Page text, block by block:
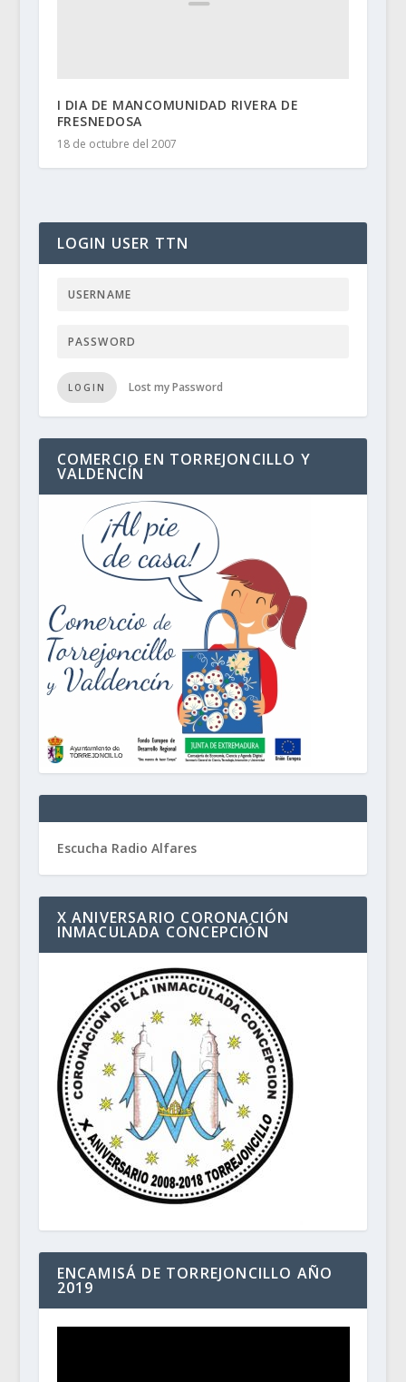
I DIA DE MANCOMUNIDAD RIVERA DE
FRESNEDOSA
18 de octubre del 2007
LOGIN USER TTN
LOGIN Lost my Password
COMERCIO EN TORREJONCILLO Y
VALDENCÍN
Escucha Radio Alfares
X ANIVERSARIO CORONACIÓN
INMACULADA CONCEPCIÓN
ENCAMISÁ DE TORREJONCILLO AÑO
2019